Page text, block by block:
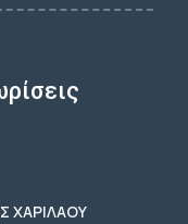
ΧΑΡΙΛΑΟΥ